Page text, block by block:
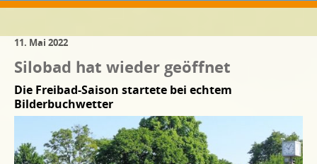
11. Mai 2022
Silobad hat wieder geöffnet
Die Freibad-Saison startete bei echtem
Bilderbuchwetter